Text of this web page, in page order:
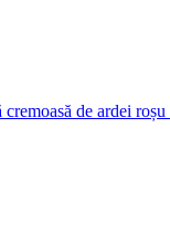
cremoasă de ardei roșu